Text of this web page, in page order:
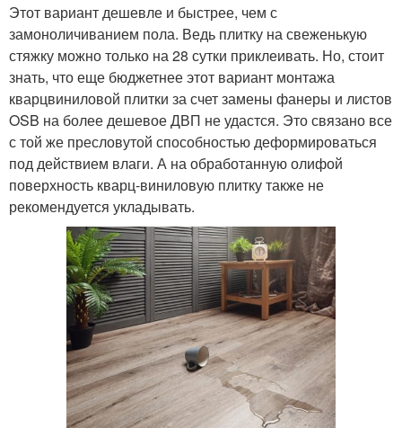
Этот вариант дешевле и быстрее, чем с
замоноличиванием пола. Ведь плитку на свеженькую
стяжку можно только на 28 сутки приклеивать. Но, стоит
знать, что еще бюджетнее этот вариант монтажа
кварцвиниловой плитки за счет замены фанеры и листов
OSB на более дешевое ДВП не удастся. Это связано все
с той же пресловутой способностью деформироваться
под действием влаги. А на обработанную олифой
поверхность кварц-виниловую плитку также не
рекомендуется укладывать.